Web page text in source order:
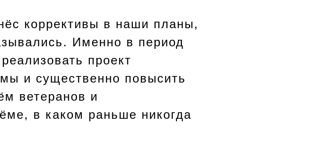
коррективы в наши планы,
Именно в период
проект
и существенно повысить
ветеранов и
в каком раньше никогда